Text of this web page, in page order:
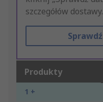
szczegółów dostawy.
Produkty
1 +